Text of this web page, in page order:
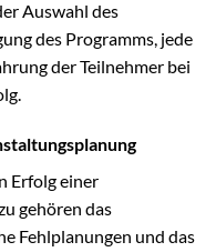
Auswahl des
des Programms, jede
der Teilnehmer bei
Erfolg einer
gehören das
Fehlplanungen und das